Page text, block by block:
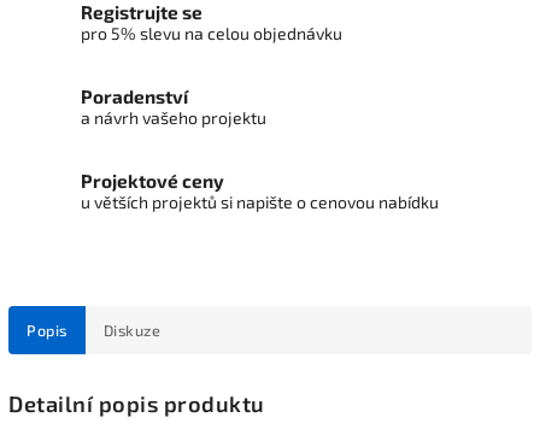
Registrujte se
pro 5% slevu na celou objednávku
Poradenství
a návrh vašeho projektu
Projektové ceny
u větších projektů si napište o cenovou nabídku
Popis Diskuze
Detailní popis produktu